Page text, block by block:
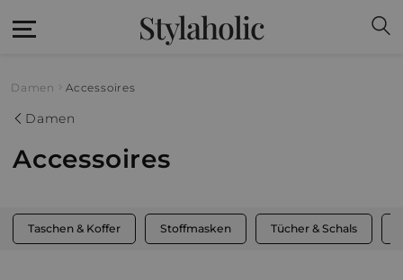
Stylaholic
Damen Accessoires
Damen
Accessoires
Taschen & Koffer Stoffmasken Tücher & Schals